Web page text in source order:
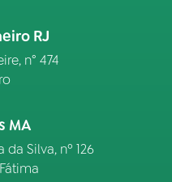
RJ
n° 474
MA
Silva, nº 126